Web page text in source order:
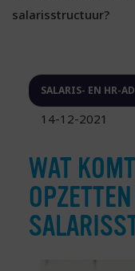
salarisstructuur?
SALARIS- EN HR-
14-12-2021
WAT